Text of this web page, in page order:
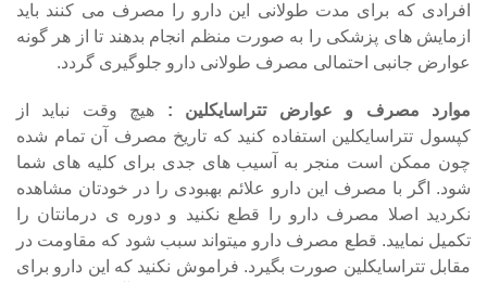
افرادی که برای مدت طولانی این دارو را مصرف می کنند باید
ازمایش های پزشکی را به صورت منظم انجام بدهند تا از هر گونه
عوارض جانبی احتمالی مصرف طولانی دارو جلوگیری گردد.
موارد مصرف و عوارض تتراسایکلین : هیچ وقت نباید از
کپسول تتراسایکلین استفاده کنید که تاریخ مصرف آن تمام شده
چون ممکن است منجر به آسیب های جدی برای کلیه های شما
شود. اگر با مصرف این دارو علائم بهبودی را در خودتان مشاهده
نکردید اصلا مصرف دارو را قطع نکنید و دوره ی درمانتان را
تکمیل نمایید. قطع مصرف دارو میتواند سبب شود که مقاومت در
مقابل تتراسایکلین صورت بگیرد. فراموش نکنید که این دارو برای